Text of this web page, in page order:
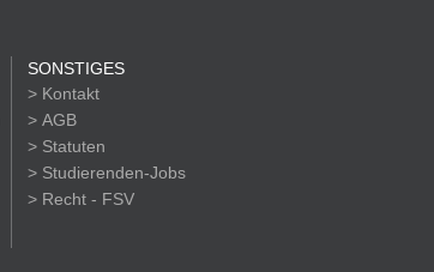
SONSTIGES
> Kontakt
> AGB
> Statuten
> Studierenden-Jobs
> Recht - FSV